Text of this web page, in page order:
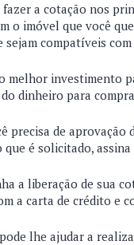
a cotação nos
o imóvel que você
compatíveis
melhor investimento
dinheiro para
precisa de
é solicitado,
a liberação de sua
a carta de crédito e
lhe ajudar a